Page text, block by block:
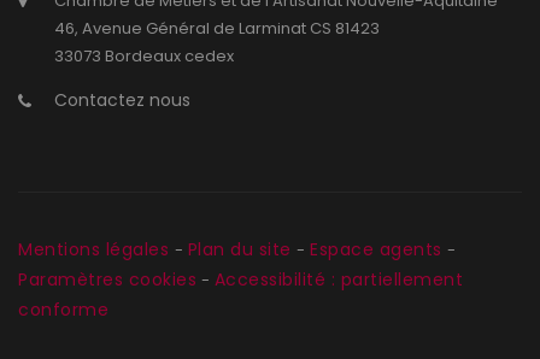
46, Avenue Général de Larminat CS 81423
33073 Bordeaux cedex
Contactez nous
Mentions légales - Plan du site - Espace agents -
Paramètres cookies - Accessibilité : partiellement
conforme